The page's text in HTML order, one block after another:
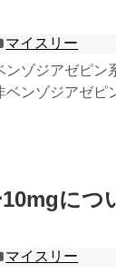
マイスリー
ンゾジアゼピン
ベンゾジアゼピ
につ
マイスリー